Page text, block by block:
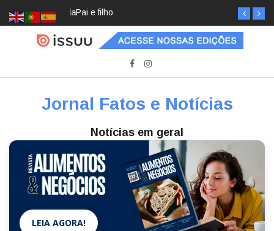
Pai e filho
Jornal Fatos e Notícias
Notícias em geral
LEIA AGORA!